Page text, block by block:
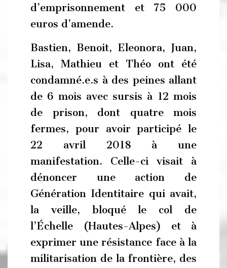
d’emprisonnement et 75 000
euros d’amende.
Bastien, Benoit, Eleonora, Juan,
Lisa, Mathieu et Théo ont été
condamné.e.s à des peines allant
de 6 mois avec sursis à 12 mois
de prison, dont quatre mois
fermes, pour avoir participé le
22 avril 2018 à une
manifestation. Celle-ci visait à
dénoncer une action de
Génération Identitaire qui avait,
la veille, bloqué le col de
l’Échelle (Hautes-Alpes) et à
exprimer une résistance face à la
militarisation de la frontière, des